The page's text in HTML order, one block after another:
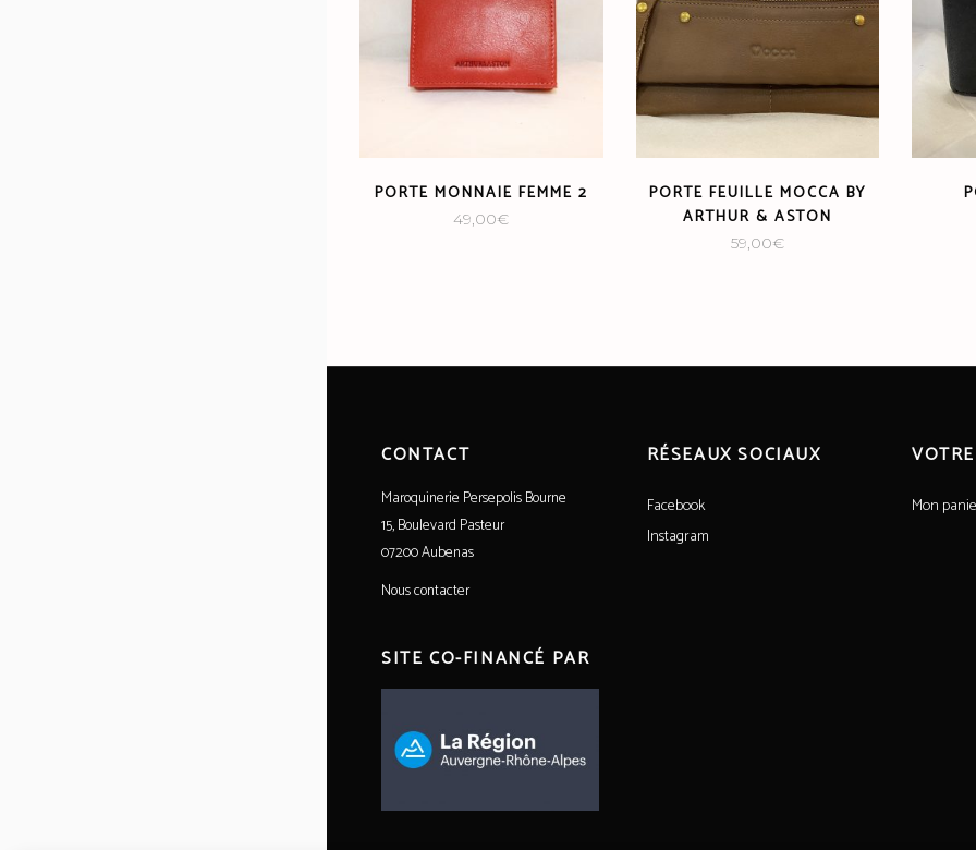
PORTE MONNAIE FEMME 2
49,00€
PORTE FEUILLE MOCCA BY
ARTHUR & ASTON
59,00€
CONTACT
Maroquinerie Persepolis Bourne
15, Boulevard Pasteur
07200 Aubenas
Nous contacter
SITE CO-FINANCÉ PAR
RÉSEAUX SOCIAUX
Facebook
Instagram
Mon